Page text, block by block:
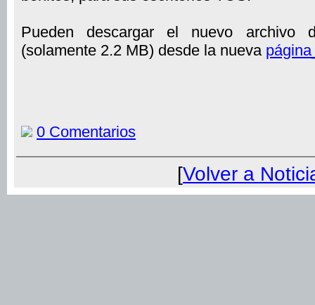
Pueden descargar el nuevo archivo
(solamente 2.2 MB) desde la nueva
0 Comentarios
[Volver a